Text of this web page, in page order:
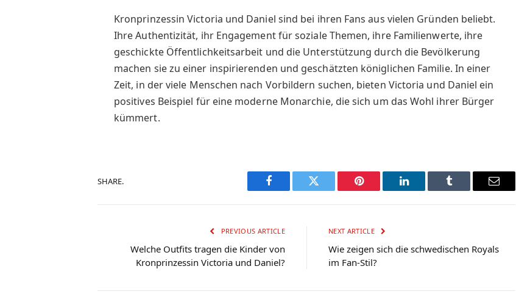
Kronprinzessin Victoria und Daniel sind bei ihren Fans aus vielen Gründen beliebt.
Ihre Authentizität, ihr Engagement für soziale Themen, ihre Familienwerte, ihre
geschickte Öffentlichkeitsarbeit und die Unterstützung durch die Bevölkerung
machen sie zu einer inspirierenden und geschätzten königlichen Familie. In einer
Zeit, in der viele Menschen nach Vorbildern suchen, bieten Victoria und Daniel ein
positives Beispiel für eine moderne Monarchie, die sich um das Wohl ihrer Bürger
kümmert.
SHARE.
Facebook Twitter Pinterest LinkedIn Tumblr Email
PREVIOUS ARTICLE
Welche Outfits tragen die Kinder von
Kronprinzessin Victoria und Daniel?
NEXT ARTICLE
Wie zeigen sich die schwedischen Royals
im Fan-Stil?